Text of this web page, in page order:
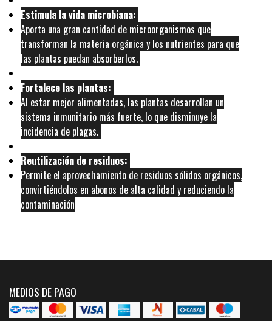
Estimula la vida microbiana:
Aporta una gran cantidad de microorganismos que
transforman la materia orgánica y los nutrientes para que
las plantas puedan absorberlos.
Fortalece las plantas:
Al estar mejor alimentadas, las plantas desarrollan un
sistema inmunitario más fuerte, lo que disminuye la
incidencia de plagas.
Reutilización de residuos:
Permite el aprovechamiento de residuos sólidos orgánicos,
convirtiéndolos en abonos de alta calidad y reduciendo la
contaminación
MEDIOS DE PAGO